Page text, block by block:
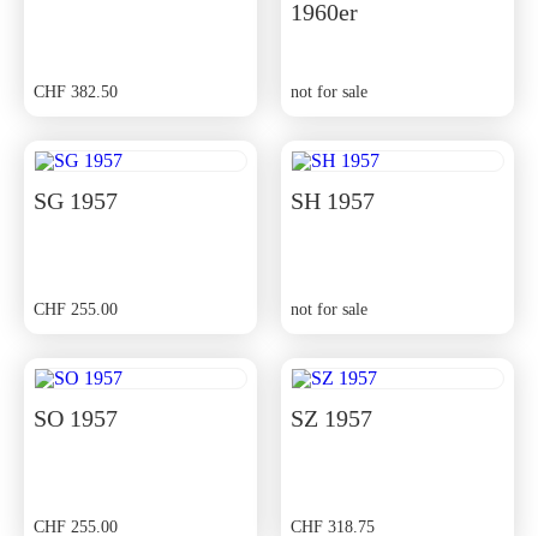
CHF 382.50
1960er
not for sale
SG 1957
CHF 255.00
SH 1957
not for sale
SO 1957
CHF 255.00
SZ 1957
CHF 318.75